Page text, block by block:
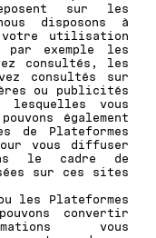
sur les
disposons à
utilisation
exemple les
consultés, les
consultés sur
ou publicités
vous
également
de Plateformes
vous diffuser
le cadre de
sur ces sites
les Plateformes
convertir
vous